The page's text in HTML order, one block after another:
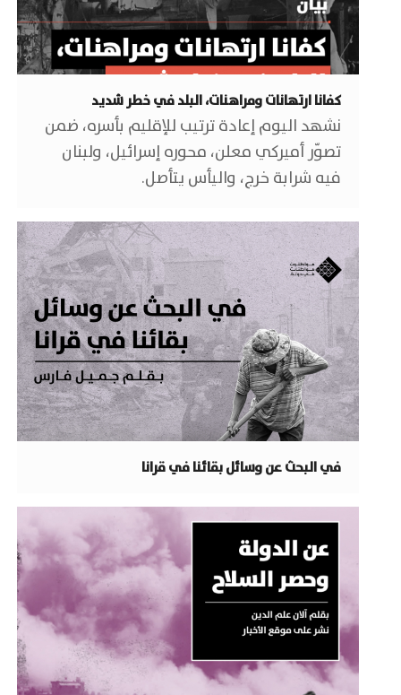
كفانا ارتهانات ومراهنات، البلد في خطر شديد
نشهد اليوم إعادة ترتيب للإقليم بأسره، ضمن
تصوّر أميركي معلن، محوره إسرائيل، ولبنان
فيه شرابة خرج، واليأس يتأصل.
في البحث عن وسائل بقائنا في قرانا